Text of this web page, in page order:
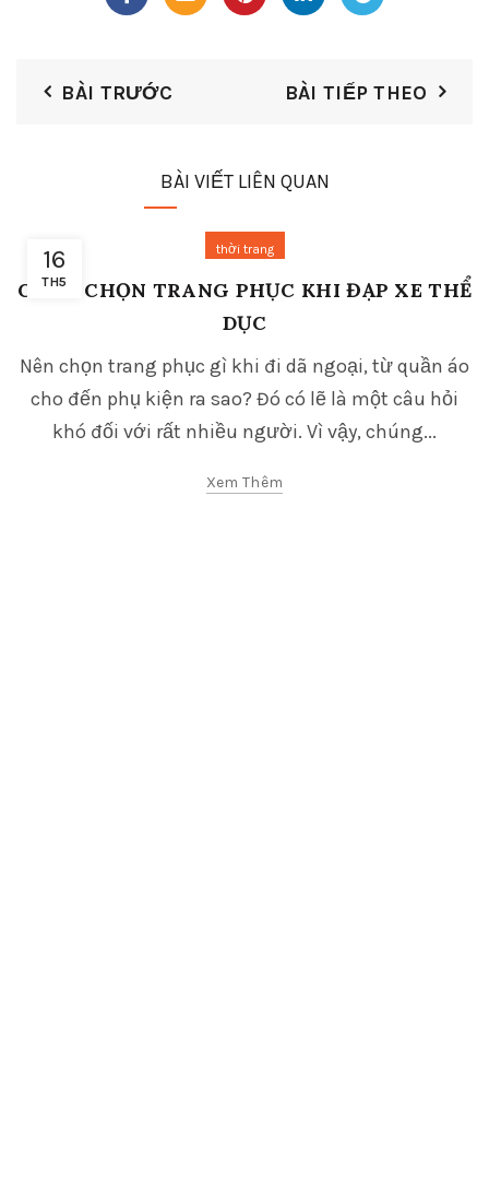
BÀI TRƯỚC BÀI TIẾP THEO
BÀI VIẾT LIÊN QUAN
16
TH5
thời trang
CÁCH CHỌN TRANG PHỤC KHI ĐẠP XE THỂ
DỤC
Nên chọn trang phục gì khi đi dã ngoại, từ quần áo
cho đến phụ kiện ra sao? Đó có lẽ là một câu hỏi
khó đối với rất nhiều người. Vì vậy, chúng...
Xem Thêm